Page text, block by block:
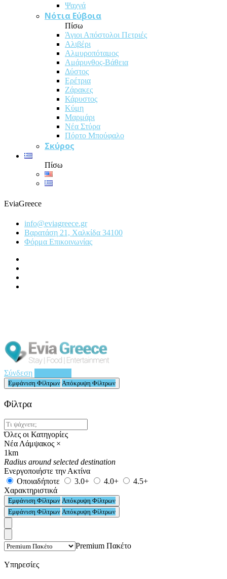
Ψαχνά
Νότια Εύβοια
Πίσω
Άγιοι Απόστολοι Πετριές
Αλιβέρι
Αλμυροπόταμος
Αμάρυνθος-Βάθεια
Δύστος
Ερέτρια
Ζάρακες
Κάρυστος
Κύμη
Μαρμάρι
Νέα Στύρα
Πόρτο Μπούφαλο
Σκύρος
Πίσω
EviaGreece
info@eviagreece.gr
Βαρατάση 21, Χαλκίδα 34100
Φόρμα Επικοινωνίας
Σύνδεση
Εμφάνιση Φίλτρων Απόκρυψη Φίλτρων
Φίλτρα
Όλες οι Κατηγορίες
Νέα Λάμψακος ×
1
Radius around selected destination
Ενεργοποιήστε την Ακτίνα
Οποιαδήποτε
3.0+ 4.0+
4.5+
Χαρακτηριστικά
Εμφάνιση Φίλτρων Απόκρυψη Φίλτρων
Εμφάνιση Φίλτρων Απόκρυψη Φίλτρων
Premium Πακέτο
Υπηρεσίες